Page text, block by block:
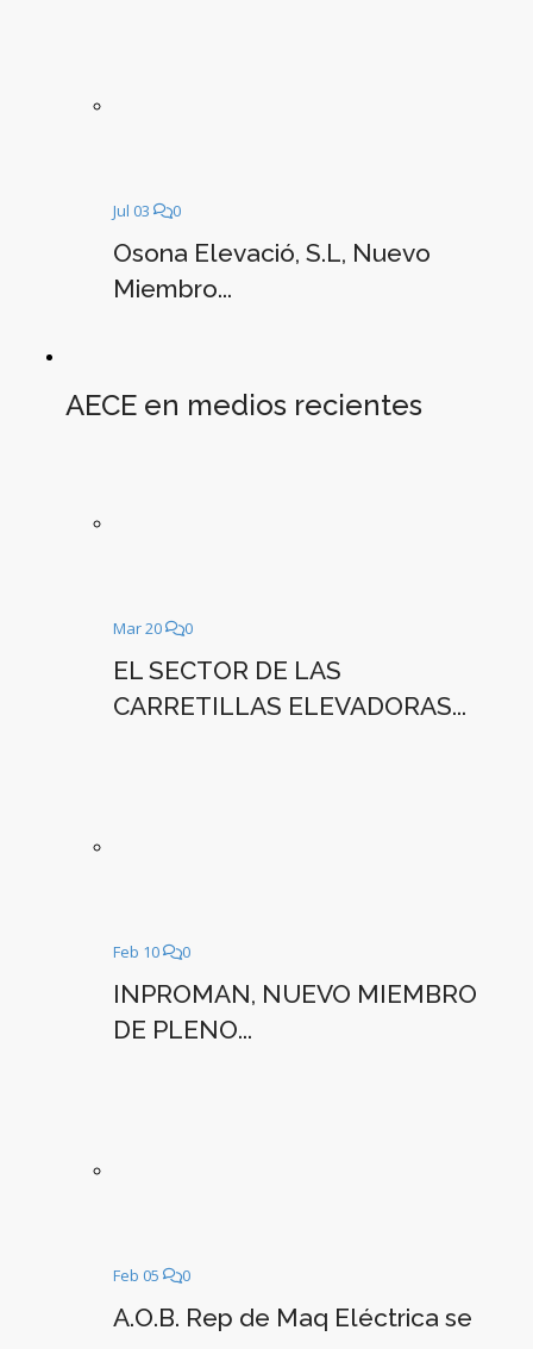
Jul 03 0
Osona Elevació, S.L, Nuevo
Miembro...
AECE en medios recientes
Mar 20 0
EL SECTOR DE LAS
CARRETILLAS ELEVADORAS...
Feb 10 0
INPROMAN, NUEVO MIEMBRO
DE PLENO...
Feb 05 0
A.O.B. Rep de Maq Eléctrica se